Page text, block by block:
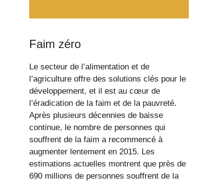
Faim zéro
Le secteur de l’alimentation et de
l’agriculture offre des solutions clés pour le
développement, et il est au cœur de
l’éradication de la faim et de la pauvreté.
Après plusieurs décennies de baisse
continue, le nombre de personnes qui
souffrent de la faim a recommencé à
augmenter lentement en 2015. Les
estimations actuelles montrent que près de
690 millions de personnes souffrent de la